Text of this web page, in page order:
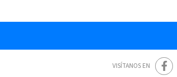
VISÍTANOS EN